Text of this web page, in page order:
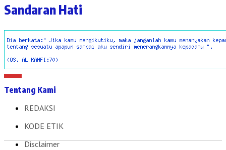
Sandaran Hati
Tentang Kami
REDAKSI
KODE ETIK
Disclaimer